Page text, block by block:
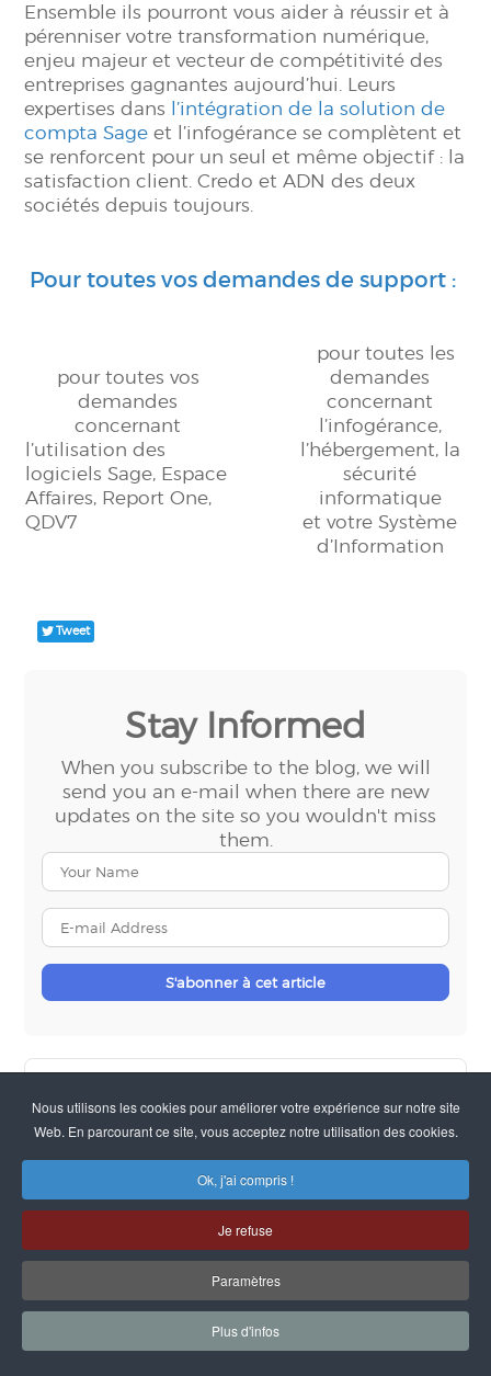
Nous utilisons les cookies pour améliorer votre expérience sur notre site
Web. En parcourant ce site, vous acceptez notre utilisation des cookies.
Ok, j'ai compris !
Je refuse
Paramètres
Plus d'infos
Ensemble ils pourront vous aider à réussir et à
pérenniser votre transformation numérique,
enjeu majeur et vecteur de compétitivité des
entreprises gagnantes aujourd’hui. Leurs
expertises dans l’intégration de la solution de
compta Sage et l’infogérance se complètent et
se renforcent pour un seul et même objectif : la
satisfaction client. Credo et ADN des deux
sociétés depuis toujours.
Pour toutes vos demandes de support :
pour toutes vos
demandes
concernant
l’utilisation des
logiciels Sage, Espace
Affaires, Report One,
QDV7
pour toutes les
demandes
concernant
l’infogérance,
l’hébergement, la
sécurité
informatique
et votre Système
d’Information
Tweet
Stay Informed
When you subscribe to the blog, we will
send you an e-mail when there are new
updates on the site so you wouldn't miss
them.
Name
mail
Address
S'abonner à cet article
Automatiser et sécuriser vos processus d’achat et ...
SITES DU GROUPE :SQI|ESPACE AFFAIRES-POLITIQUE DE
MENTIONS LEGALES
MAGIRIS-GLOSSAIRE